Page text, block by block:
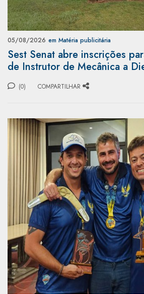
05/08/2026 em Matéria publicitária
Sest Senat abre inscrições
de Instrutor de Mecânica a
(0) COMPARTILHAR